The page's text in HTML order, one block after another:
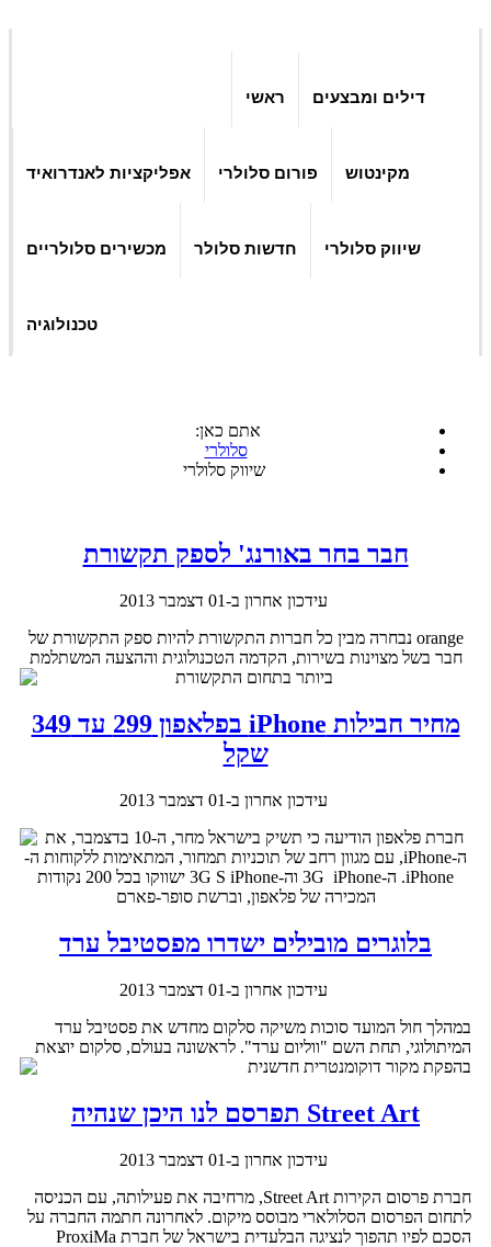
ראשי דילים ומבצעים
אפליקציות לאנדרואיד פורום סלולרי מקינטוש
מכשירים סלולריים חדשות סלולר שיווק סלולרי
טכנולוגיה
אתם כאן:
סלולרי
שיווק סלולרי
חבר בחר באורנג' לספק תקשורת
עידכון אחרון ב-01 דצמבר 2013
orange נבחרה מבין כל חברות התקשורת להיות ספק התקשורת של
חבר בשל מצוינות בשירות, הקדמה הטכנולוגית וההצעה המשתלמת
ביותר בתחום התקשורת
מחיר חבילות iPhone בפלאפון 299 עד 349
שקל
עידכון אחרון ב-01 דצמבר 2013
חברת פלאפון הודיעה כי תשיק בישראל מחר, ה-10 בדצמבר, את
ה-iPhone, עם מגוון רחב של תוכניות תמחור, המתאימות ללקוחות ה-
iPhone. ה-3G iPhone וה-3G S iPhone ישווקו בכל 200 נקודות
המכירה של פלאפון, וברשת סופר-פארם
בלוגרים מובילים ישדרו מפסטיבל ערד
עידכון אחרון ב-01 דצמבר 2013
במהלך חול המועד סוכות משיקה סלקום מחדש את פסטיבל ערד
המיתולוגי, תחת השם "ווליום ערד". לראשונה בעולם, סלקום יוצאת
בהפקת מקור דוקומנטרית חדשנית
Street Art תפרסם לנו היכן שנהיה
עידכון אחרון ב-01 דצמבר 2013
חברת פרסום הקירות Street Art, מרחיבה את פעילותה, עם הכניסה
לתחום הפרסום הסלולארי מבוסס מיקום. לאחרונה חתמה החברה על
הסכם לפיו תהפוך לנציגה הבלעדית בישראל של חברת ProxiMa